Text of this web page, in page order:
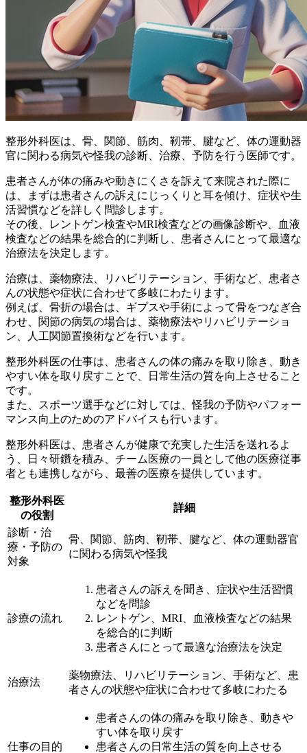
整形外科医は、骨、関節、筋肉、靭帯、腱など、 体の運動器
官に関わる病気や怪我の診断、治療、予防を行う医師です。
患者さんが体の痛みや動きにくさを訴えて来院された際に
は、まずは患者さんの訴えにじっくりと耳を傾け、症状や生
活習慣などを詳しく問診 します。
その後、レントゲン検査やMRI検査などの画像診断や、血液
検査などの結果を総合的に判断し、 患者さんにとって最適な
治療法を決定 します。
治療は、 薬物療法、リハビリテーション、手術など、患者さ
んの状態や症状に合わせて多岐にわたります。
例えば、骨折の場合は、ギプスや手術によって骨をつなぎ合
わせ、関節の病気の場合は、薬物療法やリハビリテーショ
ン、人工関節置換術などを行います。
整形外科医の仕事は、 患者さんの体の痛みを取り除き、動き
やすい体を取り戻すことで、日常生活の質を向上させる こと
です。
また、スポーツ選手などに対しては、怪我の予防やパフォー
マンス向上のためのアドバイスも行います。
整形外科医は、患者さんが健康で充実した生活を送れるよ
う、日々研鑽を積み、チーム医療の一員として他の医療従事
者とも連携しながら、最善の医療を提供 しています。
整形外科医
の役割
詳細
診断・治
療・予防の
対象
骨、関節、筋肉、靭帯、腱など、体の運動器官
に関わる病気や怪我
診療の流れ
患者さんの訴えを聞き、症状や生活習慣
などを問診
レントゲン、MRI、血液検査などの結果
を総合的に判断
患者さんにとって最適な治療法を決定
治療法
薬物療法、リハビリテーション、手術など、患
者さんの状態や症状に合わせて多岐にわたる
仕事の目的
患者さんの体の痛みを取り除き、動きや
すい体を取り戻す
患者さんの日常生活の質を向上させる